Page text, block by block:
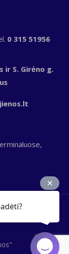
0 315 51956
ir S. Girėno g.